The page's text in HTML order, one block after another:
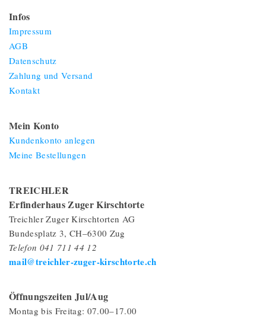
Infos
Impressum
AGB
Datenschutz
Zahlung und Versand
Kontakt
Mein Konto
Kundenkonto anlegen
Meine Bestellungen
TREICHLER
Erfinderhaus Zuger Kirschtorte
Treichler Zuger Kirschtorten AG
Bundesplatz 3, CH–6300 Zug
Telefon 041 711 44 12
mail@treichler-zuger-kirschtorte.ch
Öffnungszeiten Jul/Aug
Montag bis Freitag: 07.00–17.00